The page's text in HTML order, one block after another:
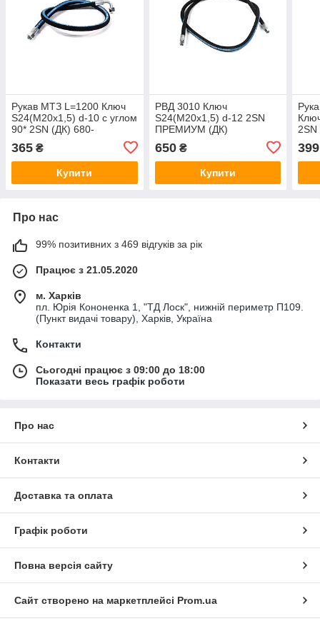
Рукав МТЗ L=1200 Ключ
S24(M20x1,5) d-10 с углом
90* 2SN (ДК) 680-
365 ₴
Купити
РВД 3010 Ключ
S24(M20x1,5) d-12 2SN
ПРЕМИУМ (ДК)
650₴
Купити
399
Про нас
99% позитивних з 469 відгуків за рік
Працює з 21.05.2020
м. Харків
пл. Юрія Кононенка 1, "ТД Лоск", нижній периметр П109.
(Пункт видачі товару), Харків, Україна
Контакти
Сьогодні працює з 09:00 до 18:00
Показати весь графік роботи
Про нас
Контакти
Доставка та оплата
Графік роботи
Повна версія сайту
Сайт створено на маркетплейсі Prom.ua